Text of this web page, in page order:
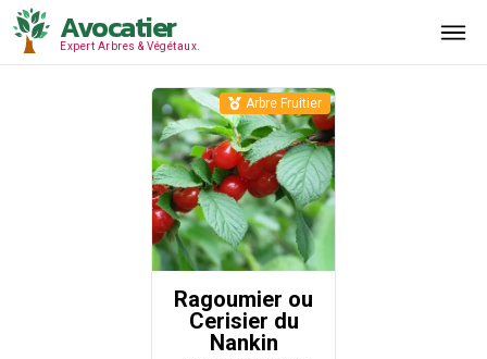
Avocatier
Expert Arbres & Végétaux.
Ragoumier ou
Cerisier du
Nankin
Arbre Fruitier